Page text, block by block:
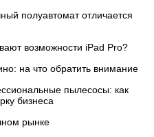
полуавтомат отличается
возможности iPad Pro?
на что обратить внимание
пылесосы: как
бизнеса
рынке